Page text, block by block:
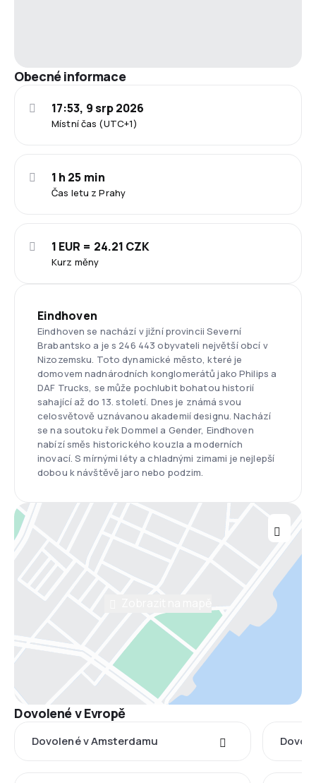
Obecné informace
Místní čas (UTC+1)
17:53, 9 srp 2026
Čas letu z Prahy
1 h 25 min
Kurz měny
1 EUR = 24.21 CZK
Eindhoven
Eindhoven se nachází v jižní provincii Severní
Brabantsko a je s 246 443 obyvateli největší obcí v
Nizozemsku. Toto dynamické město, které je
domovem nadnárodních konglomerátů jako Philips a
DAF Trucks, se může pochlubit bohatou historií
sahající až do 13. století. Dnes je známá svou
celosvětově uznávanou akademií designu. Nachází
se na soutoku řek Dommel a Gender, Eindhoven
nabízí směs historického kouzla a moderních
inovací. S mírnými léty a chladnými zimami je nejlepší
dobou k návštěvě jaro nebo podzim.
Dovolené v Evropě
Dovolené v Amsterdamu